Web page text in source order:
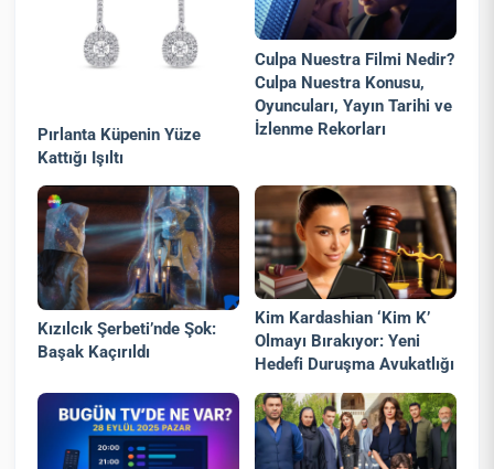
Pırlanta Küpenin Yüze
Kattığı Işıltı
Culpa Nuestra Filmi Nedir?
Culpa Nuestra Konusu,
Oyuncuları, Yayın Tarihi ve
İzlenme Rekorları
Kızılcık Şerbeti’nde Şok:
Başak Kaçırıldı
Kim Kardashian ‘Kim K’
Olmayı Bırakıyor: Yeni
Hedefi Duruşma Avukatlığı